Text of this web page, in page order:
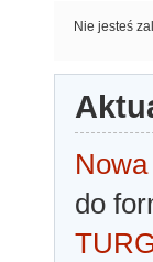
Nie jesteś
do